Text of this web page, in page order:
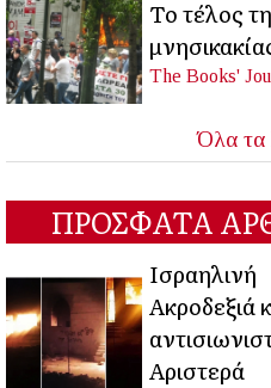
Το τέλος
The Books'
Όλα τα
ΠΡΟΣΦΑΤΑ
Ισραηλινή
Ακροδεξιά
Αριστερά